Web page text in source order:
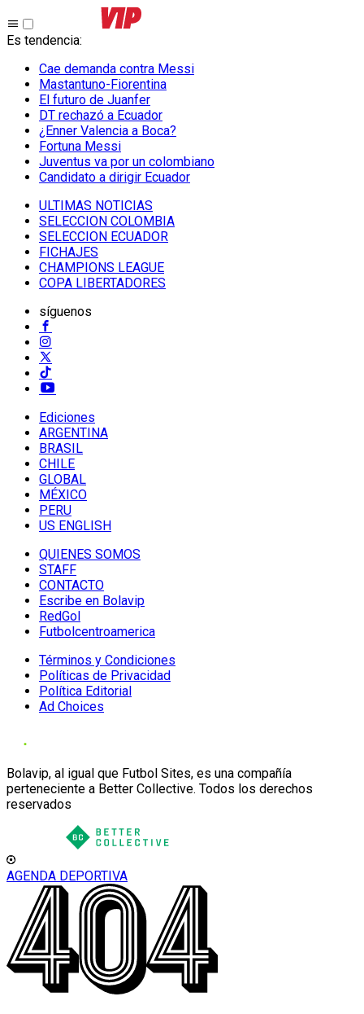
Es tendencia:
Cae demanda contra Messi
Mastantuno-Fiorentina
El futuro de Juanfer
DT rechazó a Ecuador
¿Enner Valencia a Boca?
Fortuna Messi
Juventus va por un colombiano
Candidato a dirigir Ecuador
ULTIMAS NOTICIAS
SELECCION COLOMBIA
SELECCION ECUADOR
FICHAJES
CHAMPIONS LEAGUE
COPA LIBERTADORES
síguenos
Ediciones
ARGENTINA
BRASIL
CHILE
GLOBAL
MÉXICO
PERU
US ENGLISH
QUIENES SOMOS
STAFF
CONTACTO
Escribe en Bolavip
RedGol
Futbolcentroamerica
Términos y Condiciones
Políticas de Privacidad
Política Editorial
Ad Choices
Bolavip, al igual que Futbol Sites, es una compañía
perteneciente a Better Collective. Todos los derechos
reservados
AGENDA DEPORTIVA